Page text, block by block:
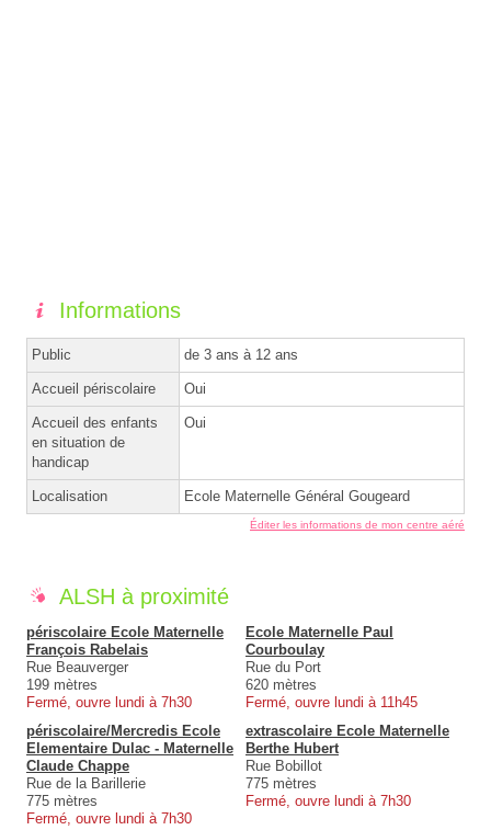
Informations
Public de 3 ans à 12 ans
Accueil périscolaire Oui
Accueil des enfants
en situation de
handicap
Oui
Localisation Ecole Maternelle Général Gougeard
Éditer les informations de mon centre aéré
ALSH à proximité
périscolaire Ecole Maternelle
François Rabelais
Rue Beauverger
199 mètres
Fermé, ouvre lundi à 7h30
Ecole Maternelle Paul
Courboulay
Rue du Port
620 mètres
Fermé, ouvre lundi à 11h45
périscolaire/Mercredis Ecole
Elementaire Dulac - Maternelle
Claude Chappe
Rue de la Barillerie
775 mètres
Fermé, ouvre lundi à 7h30
extrascolaire Ecole Maternelle
Berthe Hubert
Rue Bobillot
775 mètres
Fermé, ouvre lundi à 7h30